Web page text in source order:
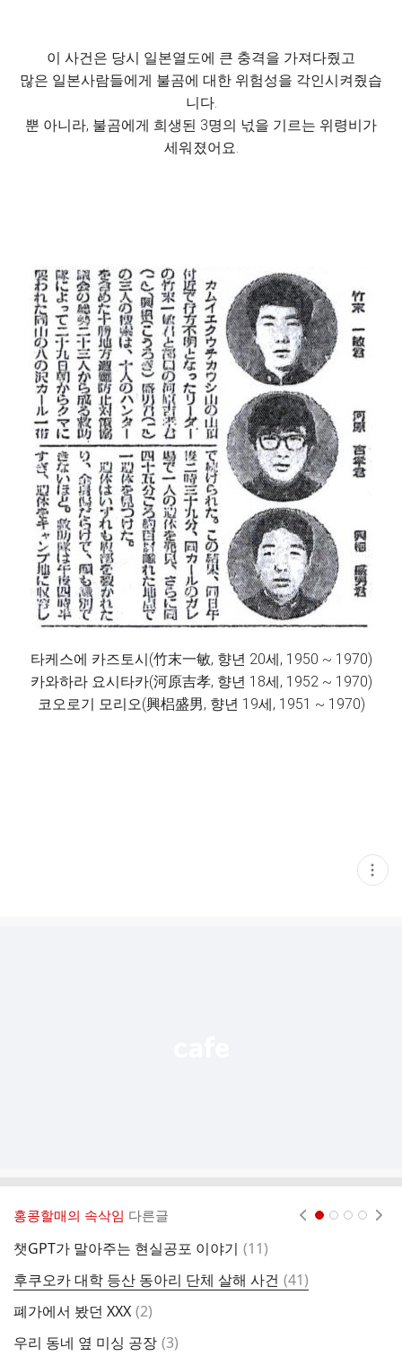
이 사건은 당시 일본열도에 큰 충격을 가져다줬고
많은 일본사람들에게 불곰에 대한 위험성을 각인시켜줬습
니다.
뿐 아니라, 불곰에게 희생된 3명의 넋을 기르는 위령비가
세워졌어요.
타케스에 카즈토시(竹末一敏, 향년 20세, 1950 ~ 1970)
카와하라 요시타카(河原吉孝, 향년 18세, 1952 ~ 1970)
코오로기 모리오(興梠盛男, 향년 19세, 1951 ~ 1970)
현
재
홍콩할매의 속삭임 다른글
챗GPT가 말아주는 현실공포 이야기 댓
(11)
후쿠오카 대학 등산 동아리 단체 살해 사건 댓
글
(41)
폐가에서 봤던 XXX 댓
(2)
우리 동네 옆 미싱 공장 댓
(3)